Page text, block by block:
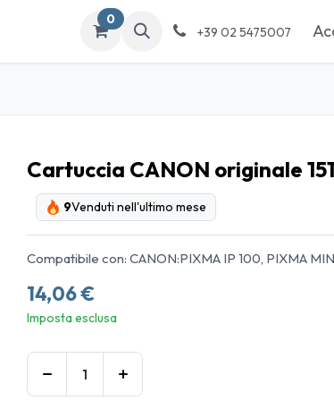
0
+39 02 5475007
Cartuccia CANON originale
9Venduti nell'ultimo mese
Compatibile con: CANON:PIXMA IP 100, PIXMA
14,06€
Imposta esclusa